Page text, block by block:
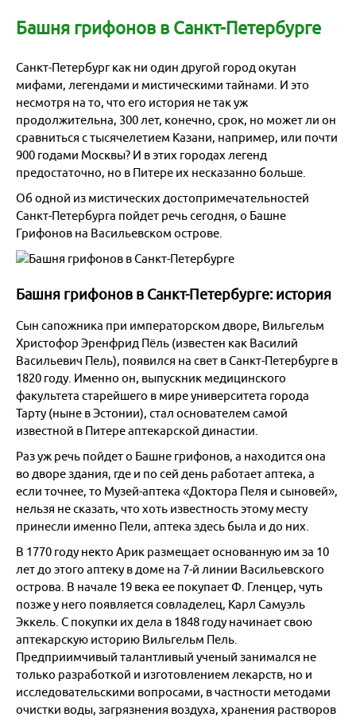
+7 (923) 245-30-77
Все контакты
Гостиницы
Экскурсии из Новосибирска
Сборные группы
Организованные группы
Белокуриха
Яровое
Санкт-Петербург
Москва
Казань
Екатеринбург
Красноярск и Хакасия
Кузбасс
Европейская часть России
Отели России
Договоры и документы
Подарочный сертификат
Бонусная программа для клиентов
Наши Партнеры
О нас
Башня грифонов в Санкт-Петербурге
Санкт-Петербург как ни один другой город окутан
мифами, легендами и мистическими тайнами. И это
несмотря на то, что его история не так уж
продолжительна, 300 лет, конечно, срок, но может ли он
сравниться с тысячелетием Казани, например, или почти
900 годами Москвы? И в этих городах легенд
предостаточно, но в Питере их несказанно больше.
Об одной из мистических достопримечательностей
Санкт-Петербурга пойдет речь сегодня, о Башне
Грифонов на Васильевском острове.
Башня грифонов в Санкт-Петербурге: история
Сын сапожника при императорском дворе, Вильгельм
Христофор Эренфрид Пёль (известен как Василий
Васильевич Пель), появился на свет в Санкт-Петербурге в
1820 году. Именно он, выпускник медицинского
факультета старейшего в мире университета города
Тарту (ныне в Эстонии), стал основателем самой
известной в Питере аптекарской династии.
Раз уж речь пойдет о Башне грифонов, а находится она
во дворе здания, где и по сей день работает аптека, а
если точнее, то Музей-аптека «Доктора Пеля и сыновей»,
нельзя не сказать, что хоть известность этому месту
принесли именно Пели, аптека здесь была и до них.
В 1770 году некто Арик размещает основанную им за 10
лет до этого аптеку в доме на 7-й линии Васильевского
острова. В начале 19 века ее покупает Ф. Гленцер, чуть
позже у него появляется совладелец, Карл Самуэль
Эккель. С покупки их дела в 1848 году начинает свою
аптекарскую историю Вильгельм Пель.
Предприимчивый талантливый ученый занимался не
только разработкой и изготовлением лекарств, но и
исследовательскими вопросами, в частности методами
очистки воды, загрязнения воздуха, хранения растворов